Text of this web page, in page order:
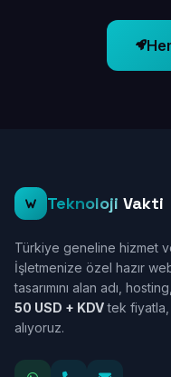
Teknoloji Vakti
Türkiye geneline hizmet
İşletmenize özel hazır
tasarımını alan adı,
50 USD + KDVtek fiyatla,
alıyoruz.